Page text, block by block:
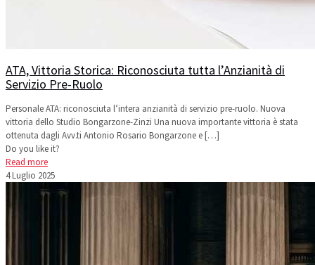
ATA, Vittoria Storica: Riconosciuta tutta l’Anzianità di
Servizio Pre-Ruolo
Personale ATA: riconosciuta l’intera anzianità di servizio pre-ruolo. Nuova
vittoria dello Studio Bongarzone-Zinzi Una nuova importante vittoria è stata
ottenuta dagli Avv.ti Antonio Rosario Bongarzone e[…]
Do you like it?
Read more
4 Luglio 2025